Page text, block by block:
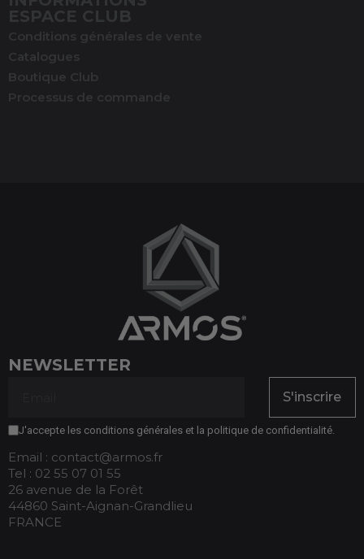
ESPACE CLUB
Conditions générales de vente
Catalogues
Boutique Club
Processus de commande
NEWSLETTER
S'inscrire
J'accepte les conditions générales et la politique de confidentialité.
Email : contact@armos.fr
Tel : 02 55 07 01 55
26 avenue de la Forêt
44860 Saint-Aignan-Grandlieu
FRANCE